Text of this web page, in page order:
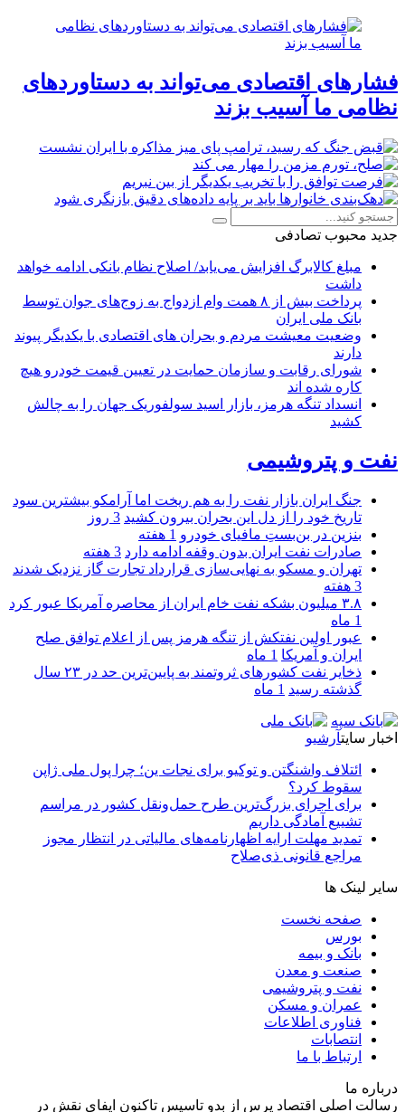
فشارهای اقتصادی می‌تواند به دستاوردهای
نظامی ما آسیب بزند
جدید محبوب تصادفی
مبلغ کالابرگ افزایش می‌یابد/ اصلاح نظام بانکی ادامه خواهد
داشت
پرداخت بیش از ۸ همت وام ازدواج به زوج‌های جوان توسط
بانک ملی ایران
وضعیت معیشت مردم و بحران های اقتصادی با یکدیگر پیوند
دارند
شورای رقابت و سازمان حمایت در تعیین قیمت خودرو هیچ
کاره شده اند
انسداد تنگه هرمز، بازار اسید سولفوریک جهان را به چالش
کشید
نفت و پتروشیمی
جنگ ایران بازار نفت را به هم ریخت اما آرامکو بیشترین سود
تاریخ خود را از دل این بحران بیرون کشید 3 روز
بنزین در بن‌بستِ مافیای خودرو 1 هفته
صادرات نفت ایران بدون وقفه ادامه دارد 3 هفته
تهران و مسکو به نهایی‌سازی قرارداد تجارت گاز نزدیک شدند
3 هفته
۳.۸ میلیون بشکه نفت خام ایران از محاصره آمریکا عبور کرد
1 ماه
عبور اولین نفتکش از تنگه هرمز پس از اعلام توافق صلح
ایران و آمریکا 1 ماه
ذخایر نفت کشورهای ثروتمند به پایین‌ترین حد در ۲۳ سال
گذشته رسید 1 ماه
اخبار سایتآرشیو
ائتلاف واشنگتن و توکیو برای نجات ین؛ چرا پول ملی ژاپن
سقوط کرد؟
برای اجرای بزرگ‌ترین طرح حمل‌ونقل کشور در مراسم
تشییع آمادگی داریم
تمدید مهلت ارایه اظهارنامه‌های مالیاتی در انتظار مجوز
مراجع قانونی ذی‌‏صلاح
سایر لینک ها
صفحه نخست
بورس
بانک و بیمه
صنعت و معدن
نفت و پتروشیمی
عمران و مسکن
فناوری اطلاعات
انتصابات
ارتباط با ما
درباره ما
رسالت اصلی اقتصاد پرس از بدو تاسیس تاکنون ایفای نقش در